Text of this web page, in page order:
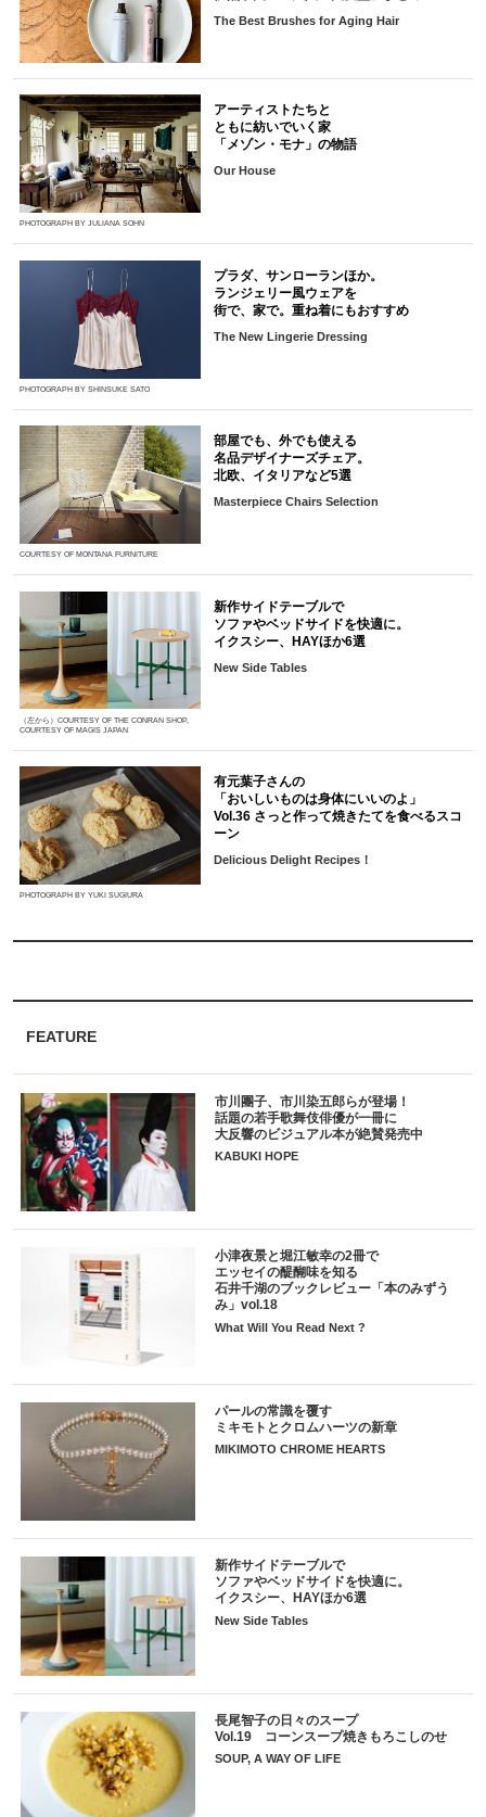
FEATURE
市川團子、市川染五郎らが登場！
話題の若手歌舞伎俳優が一冊に
大反響のビジュアル本が絶賛発売中
KABUKI HOPE
小津夜景と堀江敏幸の2冊で
エッセイの醍醐味を知る
石井千湖のブックレビュー「本のみずう
み」vol.18
What Will You Read Next ?
パールの常識を覆す
ミキモトとクロムハーツの新章
MIKIMOTO CHROME HEARTS
新作サイドテーブルで
ソファやベッドサイドを快適に。
イクスシー、HAYほか6選
New Side Tables
長尾智子の日々のスープ
Vol.19 コーンスープ焼きもろこしのせ
SOUP, A WAY OF LIFE
The Best Brushes for Aging Hair
PHOTOGRAPH BY JULIANA SOHN
アーティストたちと
ともに紡いでいく家
「メゾン・モナ」の物語
Our House
PHOTOGRAPH BY SHINSUKE SATO
プラダ、サンローランほか。
ランジェリー風ウェアを
街で、家で。重ね着にもおすすめ
The New Lingerie Dressing
COURTESY OF MONTANA FURNITURE
部屋でも、外でも使える
名品デザイナーズチェア。
北欧、イタリアなど5選
Masterpiece Chairs Selection
（左から）COURTESY OF THE CONRAN SHOP,
COURTESY OF MAGIS JAPAN
新作サイドテーブルで
ソファやベッドサイドを快適に。
イクスシー、HAYほか6選
New Side Tables
PHOTOGRAPH BY YUKI SUGIURA
有元葉子さんの
「おいしいものは身体にいいのよ」
Vol.36 さっと作って焼きたてを食べるスコ
ーン
Delicious Delight Recipes！